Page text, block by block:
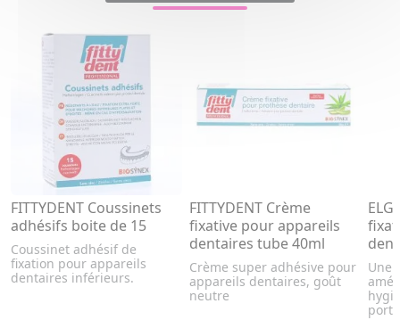
FITTYDENT Coussinets
adhésifs boite de 15
Coussinet adhésif de
fixation pour appareils
dentaires inférieurs.
FITTYDENT Crème
fixative pour appareils
dentaires tube 40ml
Crème super adhésive pour
appareils dentaires, goût
neutre
Une